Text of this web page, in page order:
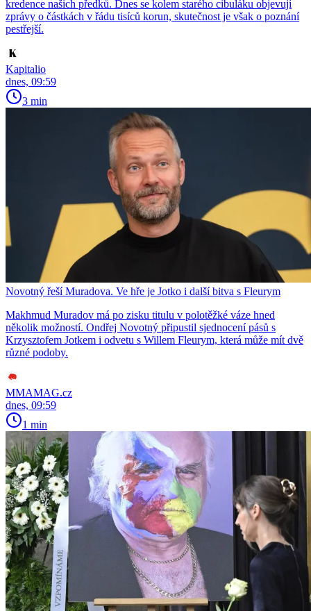
kredence našich předků. Dnes se kolem starého cibuláku objevují
zprávy o částkách v řádu tisíců korun, skutečnost je však o poznání
pestřejší.
Kapitalio
dnes, 09:59
3 min
Novotný řeší Muradova. Ve hře je Jotko i další bitva s Fleurym
Makhmud Muradov má po zisku titulu v polotěžké váze hned
několik možností. Ondřej Novotný připustil sjednocení pásů s
Krzysztofem Jotkem i odvetu s Willem Fleurym, která může mít dvě
různé podoby.
MMAMAG.cz
dnes, 09:59
1 min